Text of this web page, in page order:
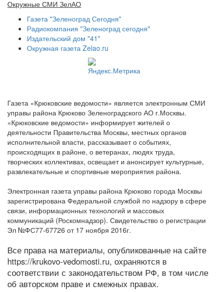
Окружные СМИ ЗелАО
Газета "Зеленоград Сегодня"
Радиокомпания "Зеленоград сегодня"
Издательский дом "41"
Окружная газета Zelao.ru
Газета «Крюковские ведомости» является электронным СМИ
управы района Крюково Зеленоградского АО г.Москвы.
«Крюковские ведомости» информирует жителей о
деятельности Правительства Москвы, местных органов
исполнительной власти, рассказывает о событиях,
происходящих в районе, о ветеранах, людях труда,
творческих коллективах, освещает и анонсирует культурные,
развлекательные и спортивные мероприятия района.
Электронная газета управы района Крюково города Москвы
зарегистрирована Федеральной службой по надзору в сфере
связи, информационных технологий и массовых
коммуникаций (Роскомнадзор). Свидетельство о регистрации
Эл №ФС77-67726 от 17 ноября 2016г.
Все права на материалы, опубликованные на сайте
https://krukovo-vedomosti.ru, охраняются в
соответствии с законодательством РФ, в том числе
об авторском праве и смежных правах.